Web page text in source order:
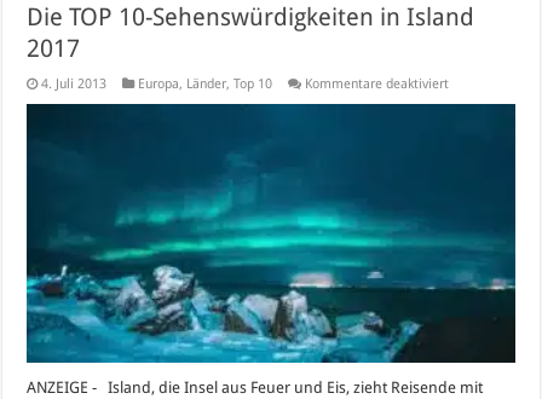
Die TOP 10-Sehenswürdigkeiten in Island
2017
4. Juli 2013 Europa, Länder,Top 10 Kommentare deaktiviertfür
ANZEIGE - Island, die Insel aus Feuer und Eis, zieht Reisende mit